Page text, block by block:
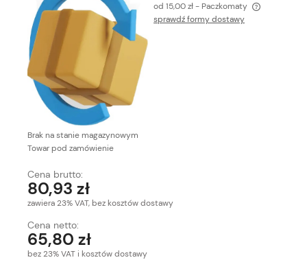
Brak na stanie magazynowym
Towar pod zamówienie
od 15,00 zł- Paczkomaty
Cena nie zawiera ewentualnych kosztów płatności
sprawdź formy dostawy
Cena brutto:
80,93 zł
zawiera 23% VAT, bez kosztów dostawy
Cena netto:
65,80 zł
bez 23% VAT i kosztów dostawy